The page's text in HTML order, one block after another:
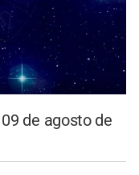
de agosto de